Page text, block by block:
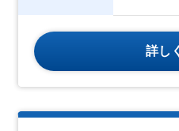
詳し